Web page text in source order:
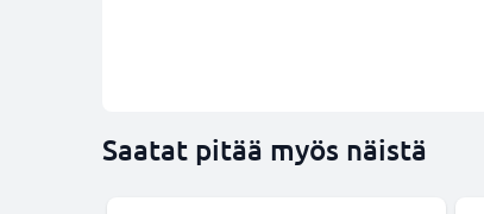
Saatat pitää myös näistä